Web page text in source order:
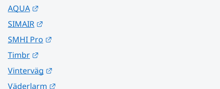
AQUA
SIMAIR
SMHI Pro
Timbr
Vinterväg
Väderlarm